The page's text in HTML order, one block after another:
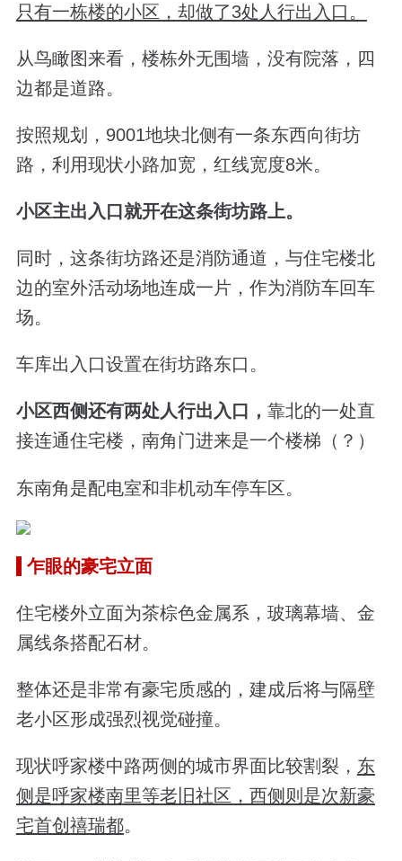
只有一栋楼的小区，却做了3处人行出入口。
从鸟瞰图来看，楼栋外无围墙，没有院落，四
边都是道路。
按照规划，9001地块北侧有一条东西向街坊
路，利用现状小路加宽，红线宽度8米。
小区主出入口就开在这条街坊路上。
同时，这条街坊路还是消防通道，与住宅楼北
边的室外活动场地连成一片，作为消防车回车
场。
车库出入口设置在街坊路东口。
小区西侧还有两处人行出入口， 靠北的一处直
接连通住宅楼，南角门进来是一个楼梯（？）
东南角是配电室和非机动车停车区。
乍眼的豪宅立面
住宅楼外立面为茶棕色金属系，玻璃幕墙、金
属线条搭配石材。
整体还是非常有豪宅质感的，建成后将与隔壁
老小区形成强烈视觉碰撞。
现状呼家楼中路两侧的城市界面比较割裂， 东
侧是呼家楼南里等老旧社区，西侧则是次新豪
宅首创禧瑞都。